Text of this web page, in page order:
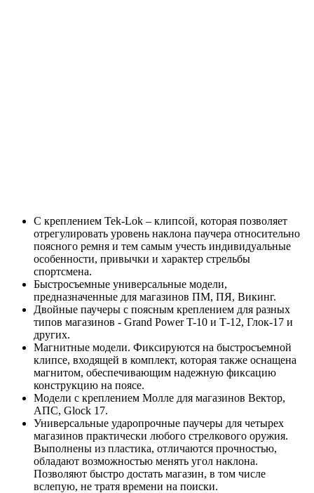
С креплением Tek-Lok – клипсой, которая позволяет
отрегулировать уровень наклона паучера относительно
поясного ремня и тем самым учесть индивидуальные
особенности, привычки и характер стрельбы
спортсмена.
Быстросъемные универсальные модели,
предназначенные для магазинов ПМ, ПЯ, Викинг.
Двойные паучеры с поясным креплением для разных
типов магазинов - Grand Power T-10 и Т-12, Глок-17 и
других.
Магнитные модели. Фиксируются на быстросъемной
клипсе, входящей в комплект, которая также оснащена
магнитом, обеспечивающим надежную фиксацию
конструкцию на поясе.
Модели с креплением Молле для магазинов Вектор,
АПС, Glock 17.
Универсальные ударопрочные паучеры для четырех
магазинов практически любого стрелкового оружия.
Выполнены из пластика, отличаются прочностью,
обладают возможностью менять угол наклона.
Позволяют быстро достать магазин, в том числе
вслепую, не тратя времени на поиски.